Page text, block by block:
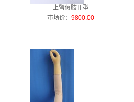
上臂假肢Ⅱ型
市场价：9800.00